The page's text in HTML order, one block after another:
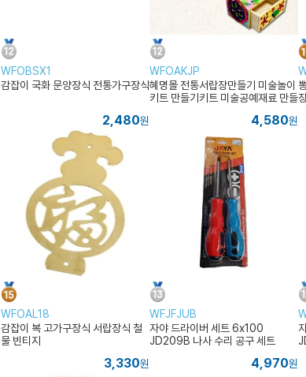
WFOBSX1
감잡이 국화 문양장식 전통가구장식
2,480원
WFOAKJP
혜명몰 전통서랍장만들기 미술놀이
키트 만들기키트 미술공예재료 만들
4,580원
WFOAL18
감잡이 복 고가구장식 서랍장식 철
물 빈티지
3,330원
WFJFJUB
자야 드라이버 세트 6x100
JD209B 나사 수리 공구 세트
4,970원